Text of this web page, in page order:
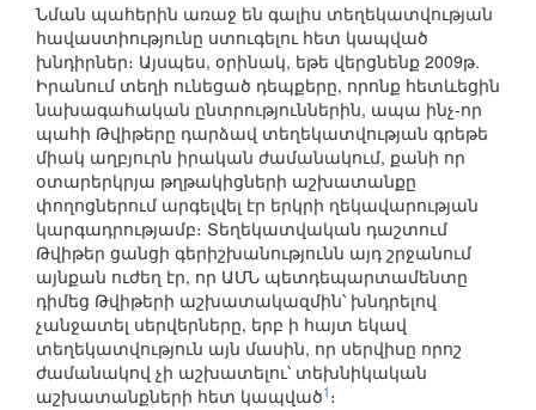
Նման պահերին առաջ են գալիս տեղեկատվության
հավաստիությունը ստուգելու հետ կապված
խնդիրներ։ Այսպես, օրինակ, եթե վերցնենք 2009թ.
Իրանում տեղի ունեցած դեպքերը, որոնք հետևեցին
նախագահական ընտրություններին, ապա ինչ-որ
պահի Թվիթերը դարձավ տեղեկատվության գրեթե
միակ աղբյուրն իրական ժամանակում, քանի որ
օտարերկրյա թղթակիցների աշխատանքը
փողոցներում արգելվել էր երկրի ղեկավարության
կարգադրությամբ։ Տեղեկատվական դաշտում
Թվիթեր ցանցի գերիշխանությունն այդ շրջանում
այնքան ուժեղ էր, որ ԱՄՆ պետդեպարտամենտը
դիմեց Թվիթերի աշխատակազմին՝ խնդրելով
չանջատել սերվերները, երբ ի հայտ եկավ
տեղեկատվություն այն մասին, որ սերվիսը որոշ
ժամանակով չի աշխատելու՝ տեխնիկական
աշխատանքների հետ կապված1 ։